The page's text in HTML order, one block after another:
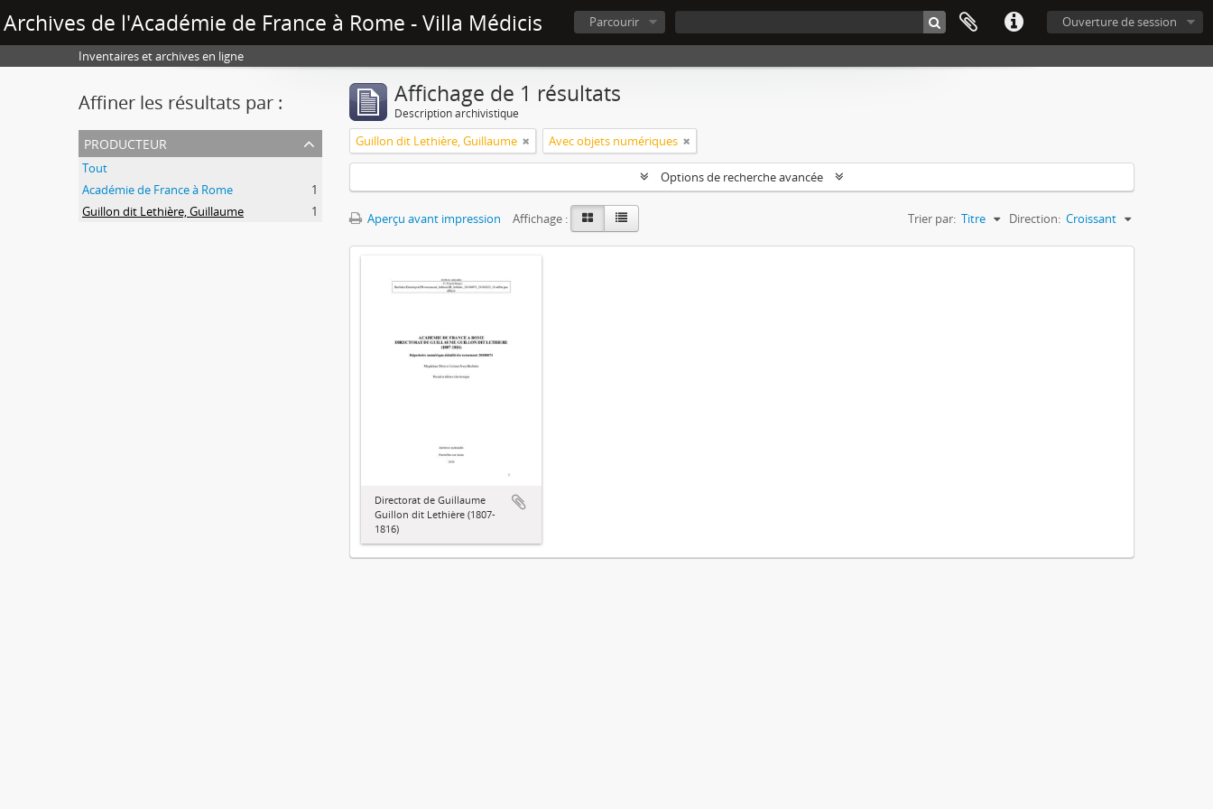
Archives de l'Académie de France à Rome - Villa Médicis Parcourir Ouverture de session
Inventaires et archives en ligne
Affiner les résultats par :
producteur
Tout
Académie de France à Rome
1
Guillon dit Lethière, Guillaume
1
Affichage de 1 résultats
Description archivistique
Guillon dit Lethière, Guillaume Avec objets numériques
Options de recherche avancée
Aperçu avant impression Affichage : Trier par: Titre Direction: Croissant
Directorat de Guillaume
Guillon dit Lethière (1807-
1816)